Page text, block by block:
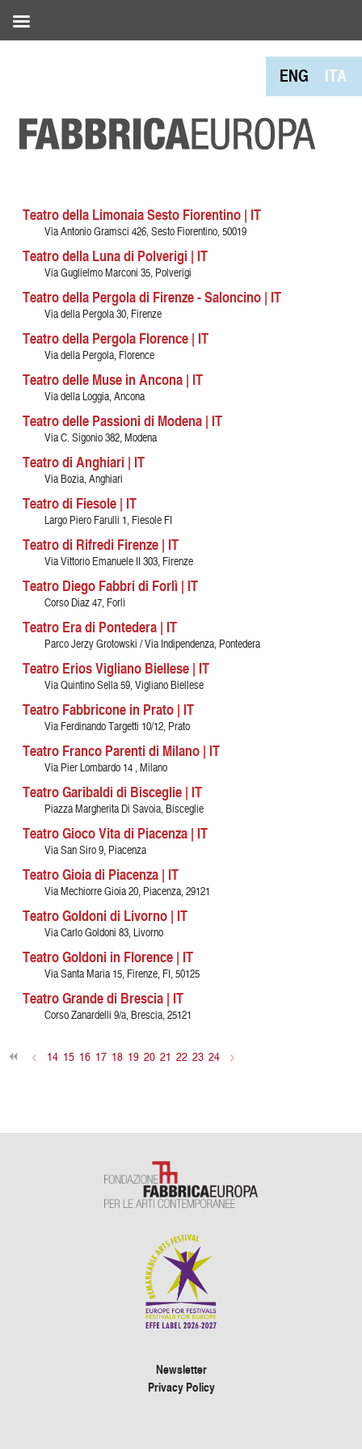
ENG ITA
Teatro della Limonaia Sesto Fiorentino | IT
Via Antonio Gramsci 426, Sesto Fiorentino, 50019
Teatro della Luna di Polverigi | IT
Via Guglielmo Marconi 35, Polverigi
Teatro della Pergola di Firenze - Saloncino | IT
Via della Pergola 30, Firenze
Teatro della Pergola Florence | IT
Via della Pergola, Florence
Teatro delle Muse in Ancona | IT
Via della Loggia, Ancona
Teatro delle Passioni di Modena | IT
Via C. Sigonio 382, Modena
Teatro di Anghiari | IT
Via Bozia, Anghiari
Teatro di Fiesole | IT
Largo Piero Farulli 1, Fiesole FI
Teatro di Rifredi Firenze | IT
Via Vittorio Emanuele II 303, Firenze
Teatro Diego Fabbri di Forlì | IT
Corso Diaz 47, Forlì
Teatro Era di Pontedera | IT
Parco Jerzy Grotowski / Via Indipendenza, Pontedera
Teatro Erios Vigliano Biellese | IT
Via Quintino Sella 59, Vigliano Biellese
Teatro Fabbricone in Prato | IT
Via Ferdinando Targetti 10/12, Prato
Teatro Franco Parenti di Milano | IT
Via Pier Lombardo 14 , Milano
Teatro Garibaldi di Bisceglie | IT
Piazza Margherita Di Savoia, Bisceglie
Teatro Gioco Vita di Piacenza | IT
Via San Siro 9, Piacenza
Teatro Gioia di Piacenza | IT
Via Mechiorre Gioia 20, Piacenza, 29121
Teatro Goldoni di Livorno | IT
Via Carlo Goldoni 83, Livorno
Teatro Goldoni in Florence | IT
Via Santa Maria 15, Firenze, FI, 50125
Teatro Grande di Brescia | IT
Corso Zanardelli 9/a, Brescia, 25121
< 14 15 16 17 18 19 20 21 22 23 24 >
Newsletter
Privacy Policy